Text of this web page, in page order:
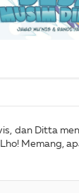
dan Ditta
Memang,